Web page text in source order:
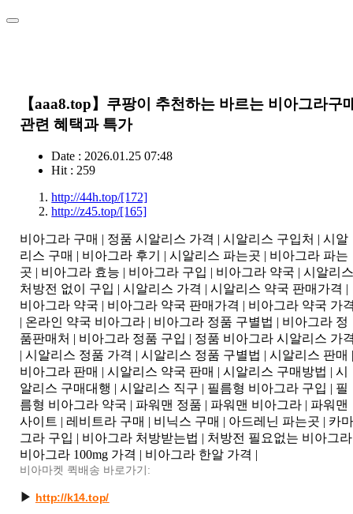
【aaa8.top】쿠팡이 추천하는 바르는 비아그라구
관련 혜택과 특가
Date : 2026.01.25 07:48
Hit : 259
http://44h.top/[172]
http://z45.top/[165]
비아그라 구매 | 정품 시알리스 가격 | 시알리스 구입처 | 시알
리스 구매 | 비아그라 후기 | 시알리스 파는곳 | 비아그라 파는
곳 | 비아그라 효능 | 비아그라 구입 | 비아그라 약국 | 시알리
처방전 없이 구입 | 시알리스 가격 | 시알리스 약국 판매가격 |
비아그라 약국 | 비아그라 약국 판매가격 | 비아그라 약국 가
| 온라인 약국 비아그라 | 비아그라 정품 구별법 | 비아그라 정
품판매처 | 비아그라 정품 구입 | 정품 비아그라 시알리스 가
| 시알리스 정품 가격 | 시알리스 정품 구별법 | 시알리스 판매
비아그라 판매 | 시알리스 약국 판매 | 시알리스 구매방법 | 시
알리스 구매대행 | 시알리스 직구 | 필름형 비아그라 구입 | 필
름형 비아그라 약국 | 파워맨 정품 | 파워맨 비아그라 | 파워맨
사이트 | 레비트라 구매 | 비닉스 구매 | 아드레닌 파는곳 | 카
그라 구입 | 비아그라 처방받는법 | 처방전 필요없는 비아그
비아그라 100mg 가격 | 비아그라 한알 가격 |
비아마켓 퀵배송 바로가기:
▶ http://k14.top/